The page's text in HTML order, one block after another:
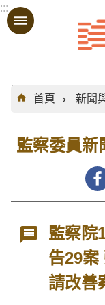
跳到主要內容區塊
:::
:::
首頁
新聞
監察委員新
監察院
告29案
請改善